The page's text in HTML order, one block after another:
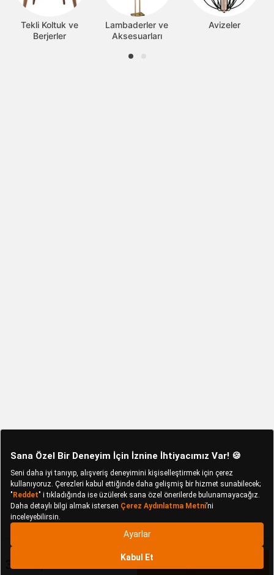
3.443,82 TL
Tekli Koltuk ve
Berjerler
Lambaderler ve
Aksesuarları
Avizeler